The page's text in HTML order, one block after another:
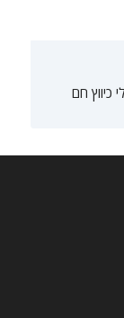
כיווץ חם